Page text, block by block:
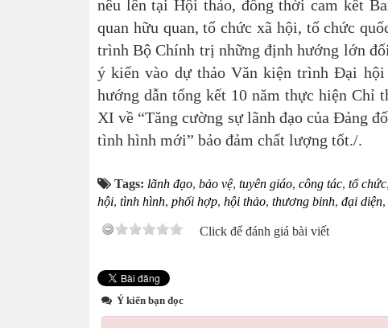
nêu lên tại Hội thảo, đồng thời cam kết
quan hữu quan, tổ chức xã hội, tổ chức
trình Bộ Chính trị những định hướng lớn
ý kiến vào dự thảo Văn kiện trình Đại
hướng dẫn tổng kết 10 năm thực hiện Chỉ
XI về “Tăng cường sự lãnh đạo của Đảng
tình hình mới” bảo đảm chất lượng tốt./.
Tags: lãnh đạo, bảo vệ, tuyên giáo, công tác, tổ chức,
hội, tình hình, phối hợp, hội thảo, thương binh, đại diện,
Click để đánh giá bài viết
Ý kiến bạn đọc